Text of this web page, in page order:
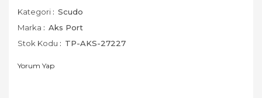
Kategori
Scudo
Marka
Aks Port
Stok Kodu
TP-AKS-27227
Yorum Yap